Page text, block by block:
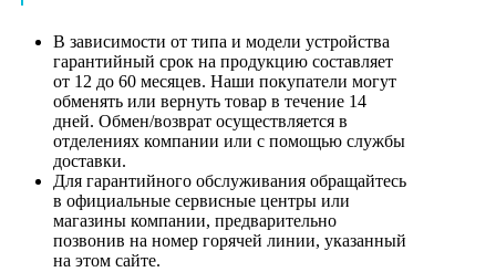
В зависимости от типа и модели устройства
гарантийный срок на продукцию составляет
от 12 до 60 месяцев. Наши покупатели могут
обменять или вернуть товар в течение 14
дней. Обмен/возврат осуществляется в
отделениях компании или с помощью службы
доставки.
Для гарантийного обслуживания обращайтесь
в официальные сервисные центры или
магазины компании, предварительно
позвонив на номер горячей линии, указанный
на этом сайте.